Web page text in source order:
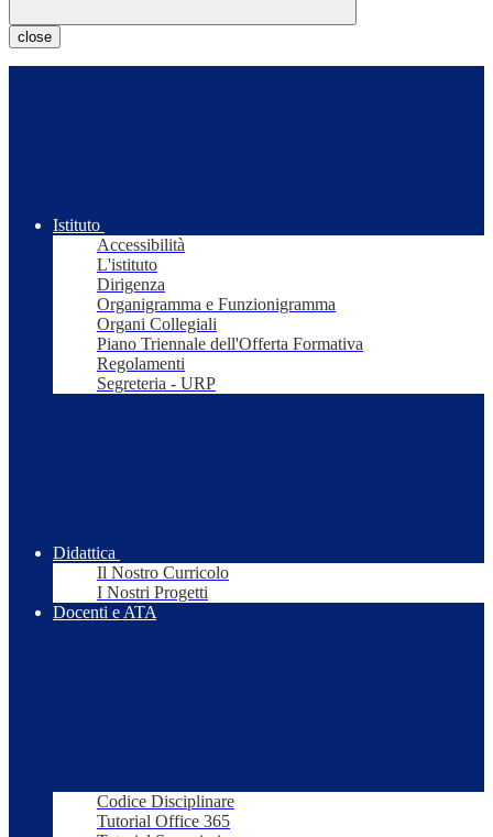
close
Istituto
Accessibilità
L'istituto
Dirigenza
Organigramma e Funzionigramma
Organi Collegiali
Piano Triennale dell'Offerta Formativa
Regolamenti
Segreteria - URP
Didattica
Il Nostro Curricolo
I Nostri Progetti
Docenti e ATA
Codice Disciplinare
Tutorial Office 365